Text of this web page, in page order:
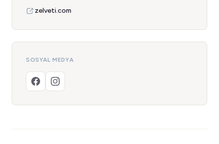
zelveti.com
SOSYAL MEDYA